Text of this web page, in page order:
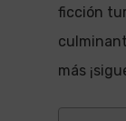
ficción
más